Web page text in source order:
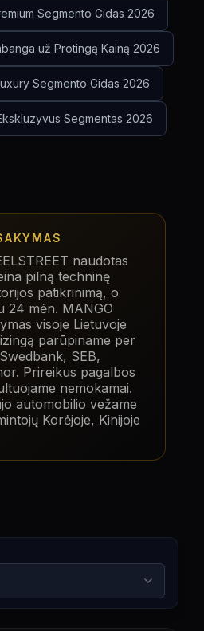
Segmento Gidas 2026
už Protingą Kainą 2026
Segmento Gidas 2026
Segmentas 2026
naudotas
pilną techninę
patikrinimą, o
24 mėn. MANGO
visoje Lietuvoje
parūpiname per
SEB,
Prireikus pagalbos
nemokamai.
automobilio vežame
Korėjoje, Kinijoje